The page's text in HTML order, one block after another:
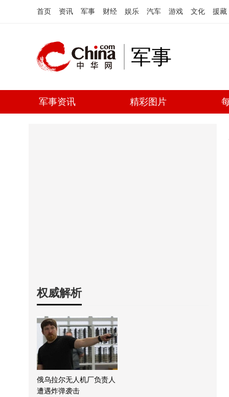
首页 资讯 军事 财经 娱乐 汽车 游戏 文化 援藏
军事
军事资讯 精彩图片
权威解析
俄乌拉尔无人机厂负责人
遭遇炸弹袭击